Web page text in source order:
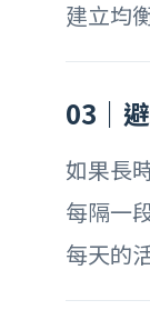
建立均
03｜
如果長
每隔一
每天的